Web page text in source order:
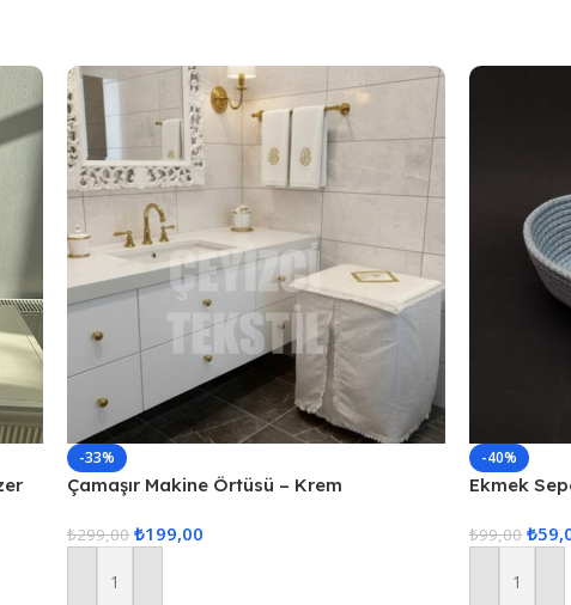
-33%
Çamaşır Makine Örtüsü – Krem
₺299,00 ₺199,00
Sepete Ekle
-40%
Ekmek
₺99,00 ₺
Sepete Ekle